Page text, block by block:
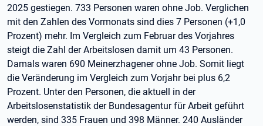
2025 gestiegen. 733 Personen waren ohne Job. Verglichen
mit den Zahlen des Vormonats sind dies 7 Personen (+1,0
Prozent) mehr. Im Vergleich zum Februar des Vorjahres
steigt die Zahl der Arbeitslosen damit um 43 Personen.
Damals waren 690 Meinerzhagener ohne Job. Somit liegt
die Veränderung im Vergleich zum Vorjahr bei plus 6,2
Prozent. Unter den Personen, die aktuell in der
Arbeitslosenstatistik der Bundesagentur für Arbeit geführt
werden, sind 335 Frauen und 398 Männer. 240 Ausländer